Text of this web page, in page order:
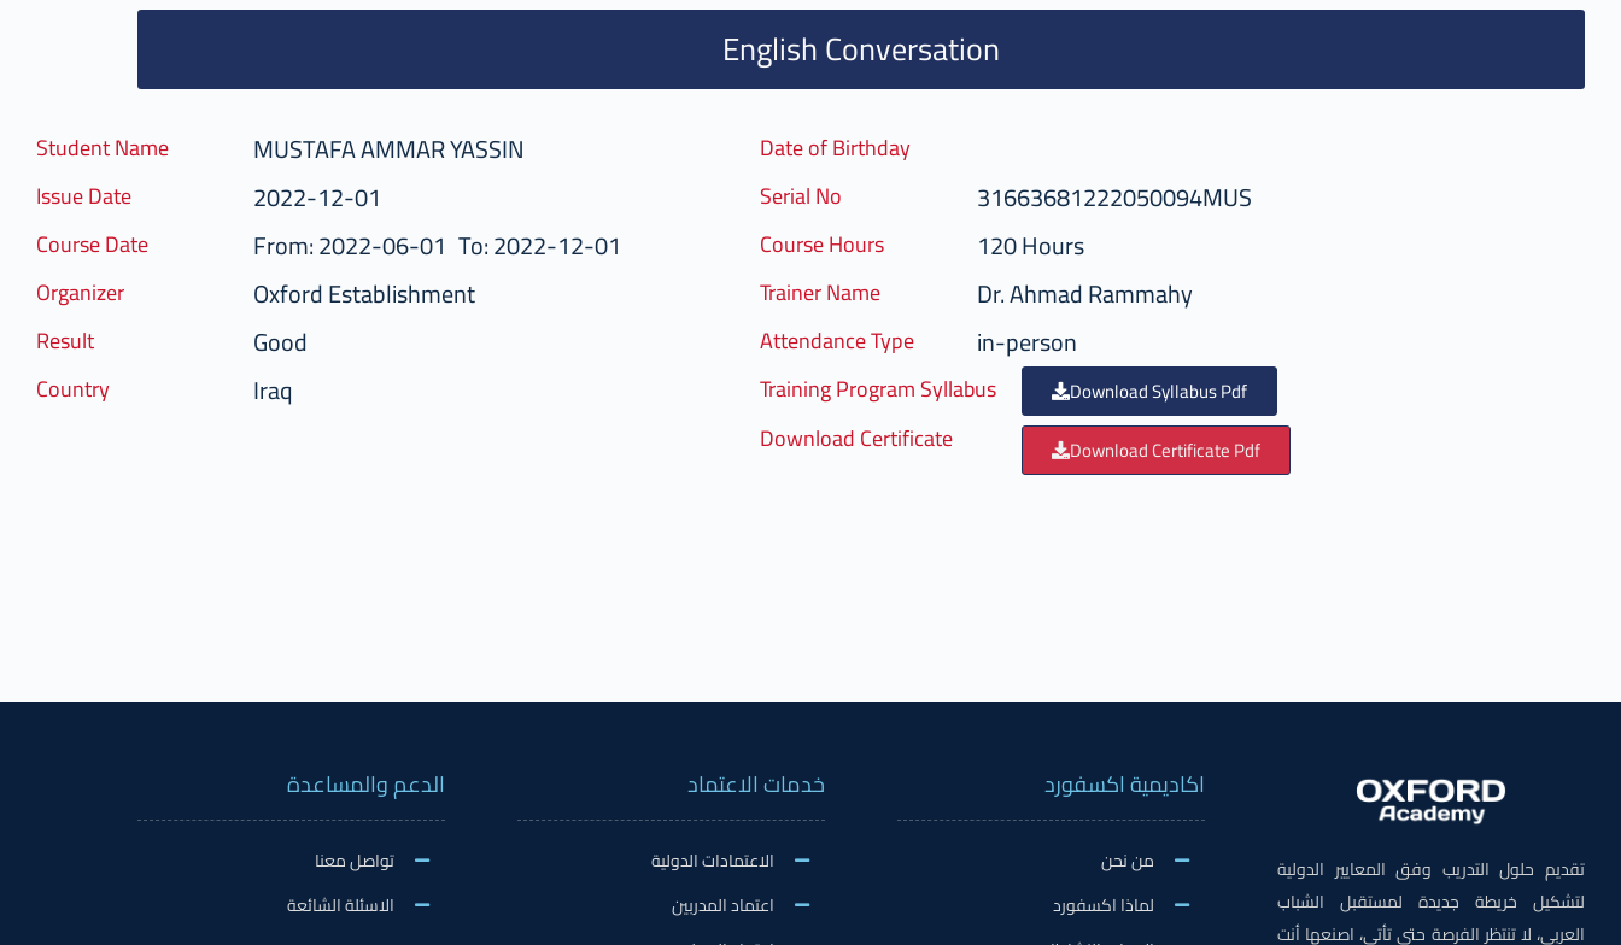
English Conversation
Student Name MUSTAFA AMMAR YASSIN
Date of Birthday
Issue Date
2022-12-01 Serial No 31663681222050094MUS
Course Date From: 2022-06-01 To: 2022-12-01 Course Hours 120 Hours
Organizer Oxford Establishment Trainer Name Dr. Ahmad Rammahy
Result Good Attendance Type in-person
Country Iraq Training Program Syllabus Download Syllabus Pdf
Download Certificate Download Certificate Pdf
تقديم حلول التدريب وفق المعايير الدولية
لتشكيل خريطة جديدة لمستقبل الشباب
العربي، لا تنتظر الفرصة حتى تأتي، اصنعها أنت
اكاديمية اكسفورد
من نحن
لماذا اكسفورد
خدمات الاعتماد
الاعتمادات الدولية
اعتماد المدربين
الدعم والمساعدة
تواصل معنا
الاسئلة الشائعة